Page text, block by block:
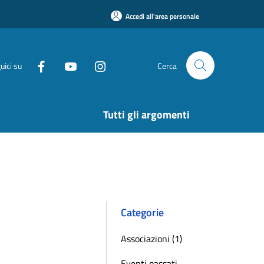
Accedi all'area personale
su Cerca
Tutti gli argomenti
Categorie
Associazioni (1)